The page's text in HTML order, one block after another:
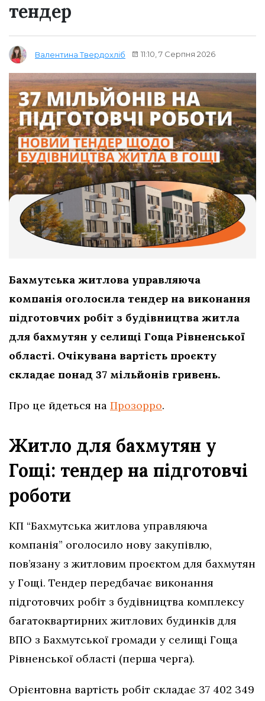
тендер
Валентина Твердохліб 11:10, 7 Серпня 2026
Бахмутська житлова управляюча
компанія оголосила тендер на виконання
підготовчих робіт з будівництва житла
для бахмутян у селищі Гоща Рівненської
області. Очікувана вартість проєкту
складає понад 37 мільйонів гривень.
Про це йдеться на Прозорро.
Житло для бахмутян у
Гощі: тендер на підготовчі
роботи
КП “Бахмутська житлова управляюча
компанія” оголосило нову закупівлю,
пов’язану з житловим проєктом для бахмутян
у Гощі. Тендер передбачає виконання
підготовчих робіт з будівництва комплексу
багатоквартирних житлових будинків для
ВПО з Бахмутської громади у селищі Гоща
Рівненської області (перша черга).
Орієнтовна вартість робіт складає 37 402 349